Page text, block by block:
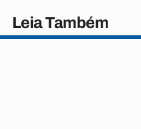
Leia Também